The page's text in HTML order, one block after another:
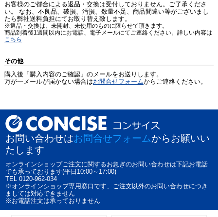
お客様のご都合による返品・交換は受付しておりません。ご了承くださ
い。 なお、不良品、破損、汚損、数量不足、商品間違い等がございまし
たら弊社送料負担にてお取り替え致します。
※返品・交換は、未開封、未使用のものに限らせて頂きます。
商品到着後1週間以内にお電話、電子メールにてご連絡ください。詳しい内容は
こちら
その他
購入後「購入内容のご確認」のメールをお送りします。
万が一メールが届かない場合はお問合せフォームからご連絡ください。
お問い合わせはお問合せフォームからお願いい
たします
オンラインショップご注文に関するお急ぎのお問い合わせは下記お電話
でも承っております(平日10:00～17:00)
TEL 0120-962-034
※オンラインショップ専用窓口です、ご注文以外のお問い合わせにつき
ましては対応できません
※お電話注文は承っておりません